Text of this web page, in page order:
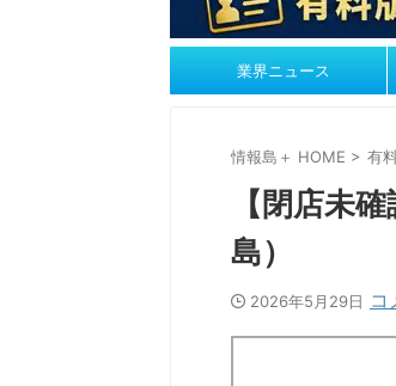
業界ニュース
情報島＋ HOME > 有
【閉店未
島）
2026年5月29日 コ